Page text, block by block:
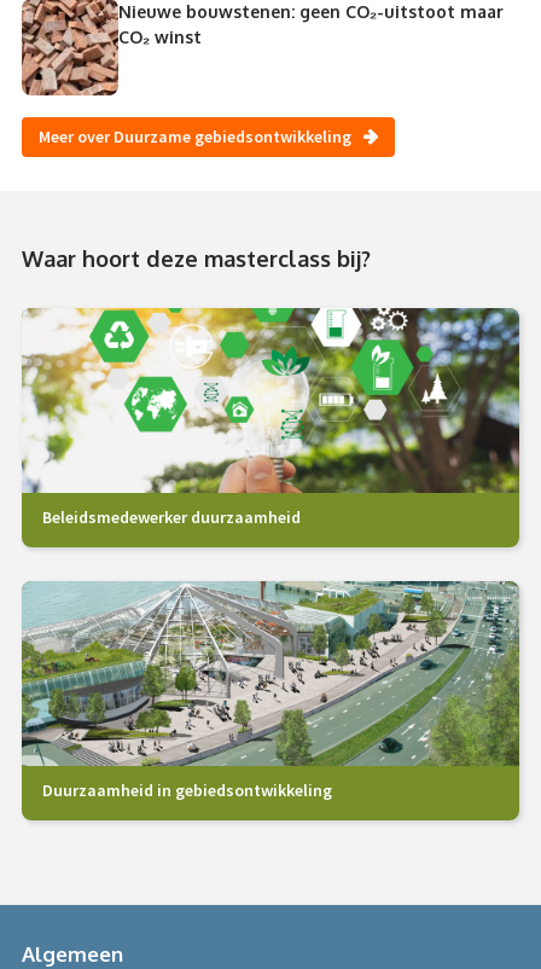
Nieuwe bouwstenen: geen CO₂-uitstoot maar
CO₂ winst
Meer over Duurzame gebiedsontwikkeling
Waar hoort deze masterclass bij?
Beleidsmedewerker duurzaamheid
Duurzaamheid in gebiedsontwikkeling
Algemeen